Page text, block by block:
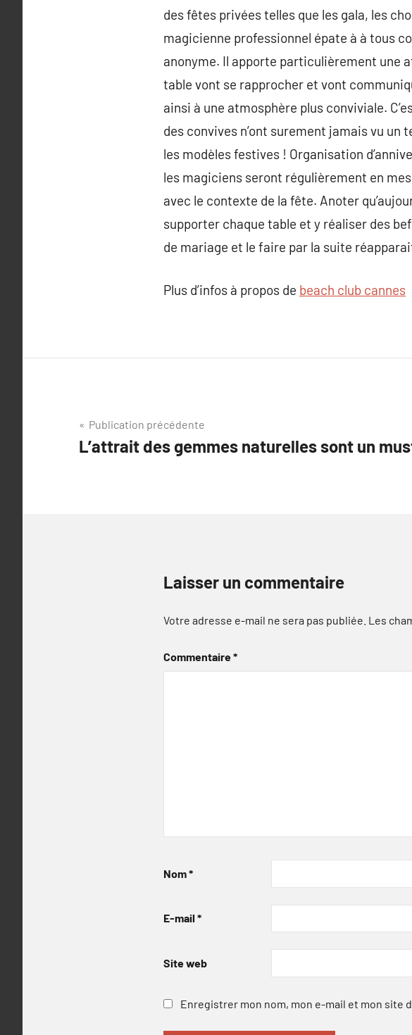
des fêtes privées telles que les gala, les
magicienne professionnel épate à à tous
anonyme. Il apporte particulièrement une
table vont se rapprocher et vont
ainsi à une atmosphère plus conviviale.
des convives n’ont surement jamais vu un
les modèles festives ! Organisation
les magiciens seront régulièrement en
avec le contexte de la fête. Anoter
supporter chaque table et y réaliser des
de mariage et le faire par la suite
Plus d’infos à propos de beach club cannes
Navigation
de
Publication précédente
L’attrait des gemmes naturelles sont un
Laisser un commentaire
Votre adresse e-mail ne sera pas publiée. Les
Commentaire*
Nom*
E-mail *
Site web
Enregistrer mon nom, mon e-mail et mon site